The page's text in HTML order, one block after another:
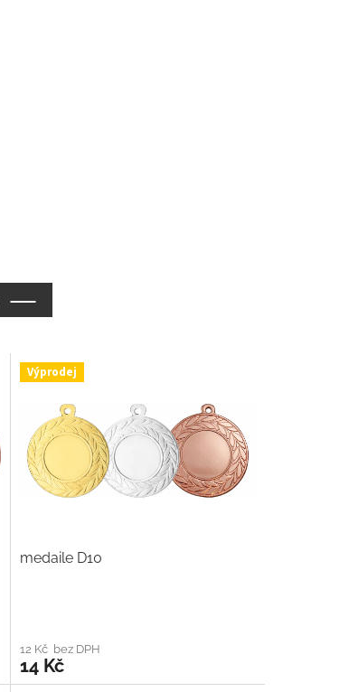
Výprodej
medaile D10
12 Kč bez DPH
14 Kč